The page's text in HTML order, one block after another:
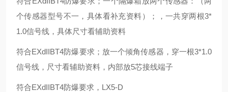
个传感器型号不一，具体看补充资料）；，一共穿两根3*
1.0信号线，具体尺寸看辅助资料
符合EXdIIBT4防爆要求；放一个倾角传感器，穿一根3*1.0
信号线，尺寸看辅助资料，内部放5芯接线端子
符合EXdIIBT4防爆要求，LX5-D